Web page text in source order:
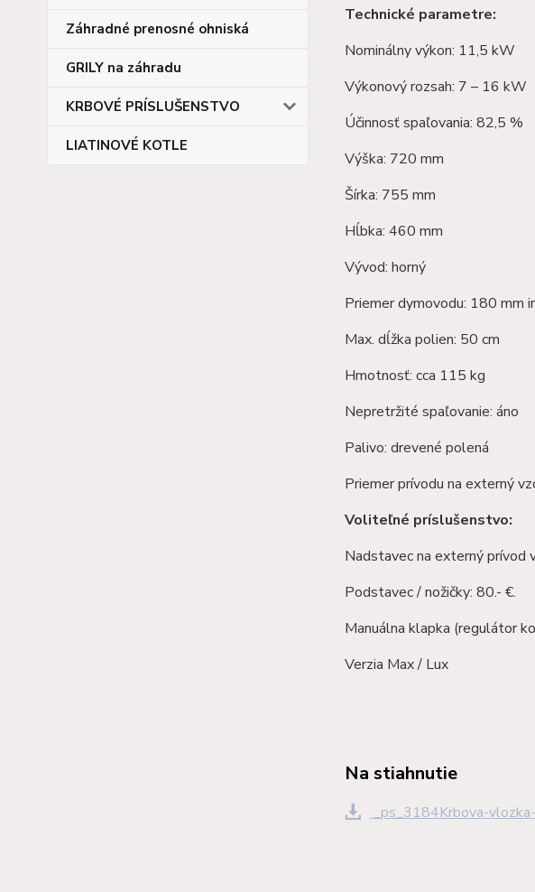
Záhradné prenosné ohniská
GRILY na záhradu
KRBOVÉ PRÍSLUŠENSTVO
LIATINOVÉ KOTLE
Technické parametre:
Nominálny výkon: 11,5 kW
Výkonový rozsah: 7 – 16 kW
Účinnosť spaľovania: 82,5 %
Výška: 720 mm
Šírka: 755 mm
Hĺbka: 460 mm
Vývod: horný
Priemer dymovodu: 180 mm
Max. dĺžka polien: 50 cm
Hmotnosť: cca 115 kg
Nepretržité spaľovanie: áno
Palivo: drevené polená
Priemer prívodu na externý
Voliteľné príslušenstvo:
Nadstavec na externý prívod
Podstavec / nožičky: 80.- €.
Manuálna klapka (regulátor
Verzia Max / Lux
Na stiahnutie
_ps_3184Krbova-